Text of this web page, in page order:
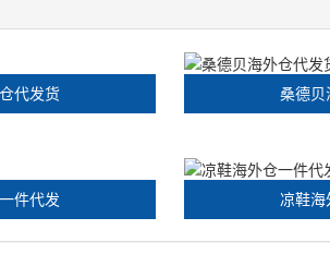
代发货 桑德
件代发 凉鞋海